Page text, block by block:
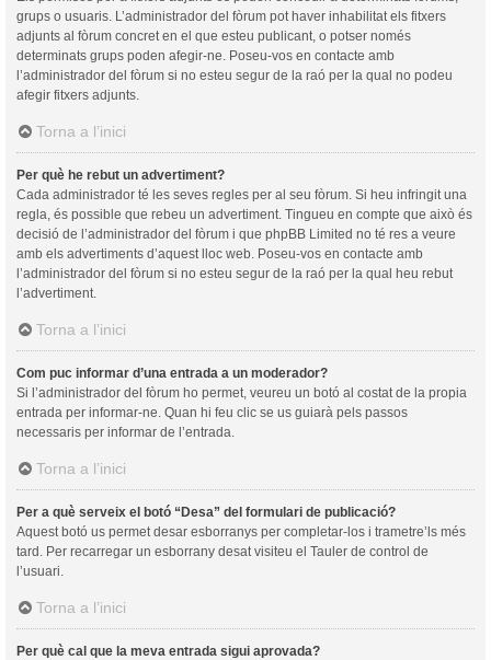
grups o usuaris. L’administrador del fòrum pot haver inhabilitat els fitxers
adjunts al fòrum concret en el que esteu publicant, o potser només
determinats grups poden afegir-ne. Poseu-vos en contacte amb
l’administrador del fòrum si no esteu segur de la raó per la qual no podeu
afegir fitxers adjunts.
Torna a l’inici
Per què he rebut un advertiment?
Cada administrador té les seves regles per al seu fòrum. Si heu infringit una
regla, és possible que rebeu un advertiment. Tingueu en compte que això és
decisió de l’administrador del fòrum i que phpBB Limited no té res a veure
amb els advertiments d’aquest lloc web. Poseu-vos en contacte amb
l’administrador del fòrum si no esteu segur de la raó per la qual heu rebut
l’advertiment.
Torna a l’inici
Com puc informar d’una entrada a un moderador?
Si l’administrador del fòrum ho permet, veureu un botó al costat de la propia
entrada per informar-ne. Quan hi feu clic se us guiarà pels passos
necessaris per informar de l’entrada.
Torna a l’inici
Per a què serveix el botó “Desa” del formulari de publicació?
Aquest botó us permet desar esborranys per completar-los i trametre’ls més
tard. Per recarregar un esborrany desat visiteu el Tauler de control de
l’usuari.
Torna a l’inici
Per què cal que la meva entrada sigui aprovada?